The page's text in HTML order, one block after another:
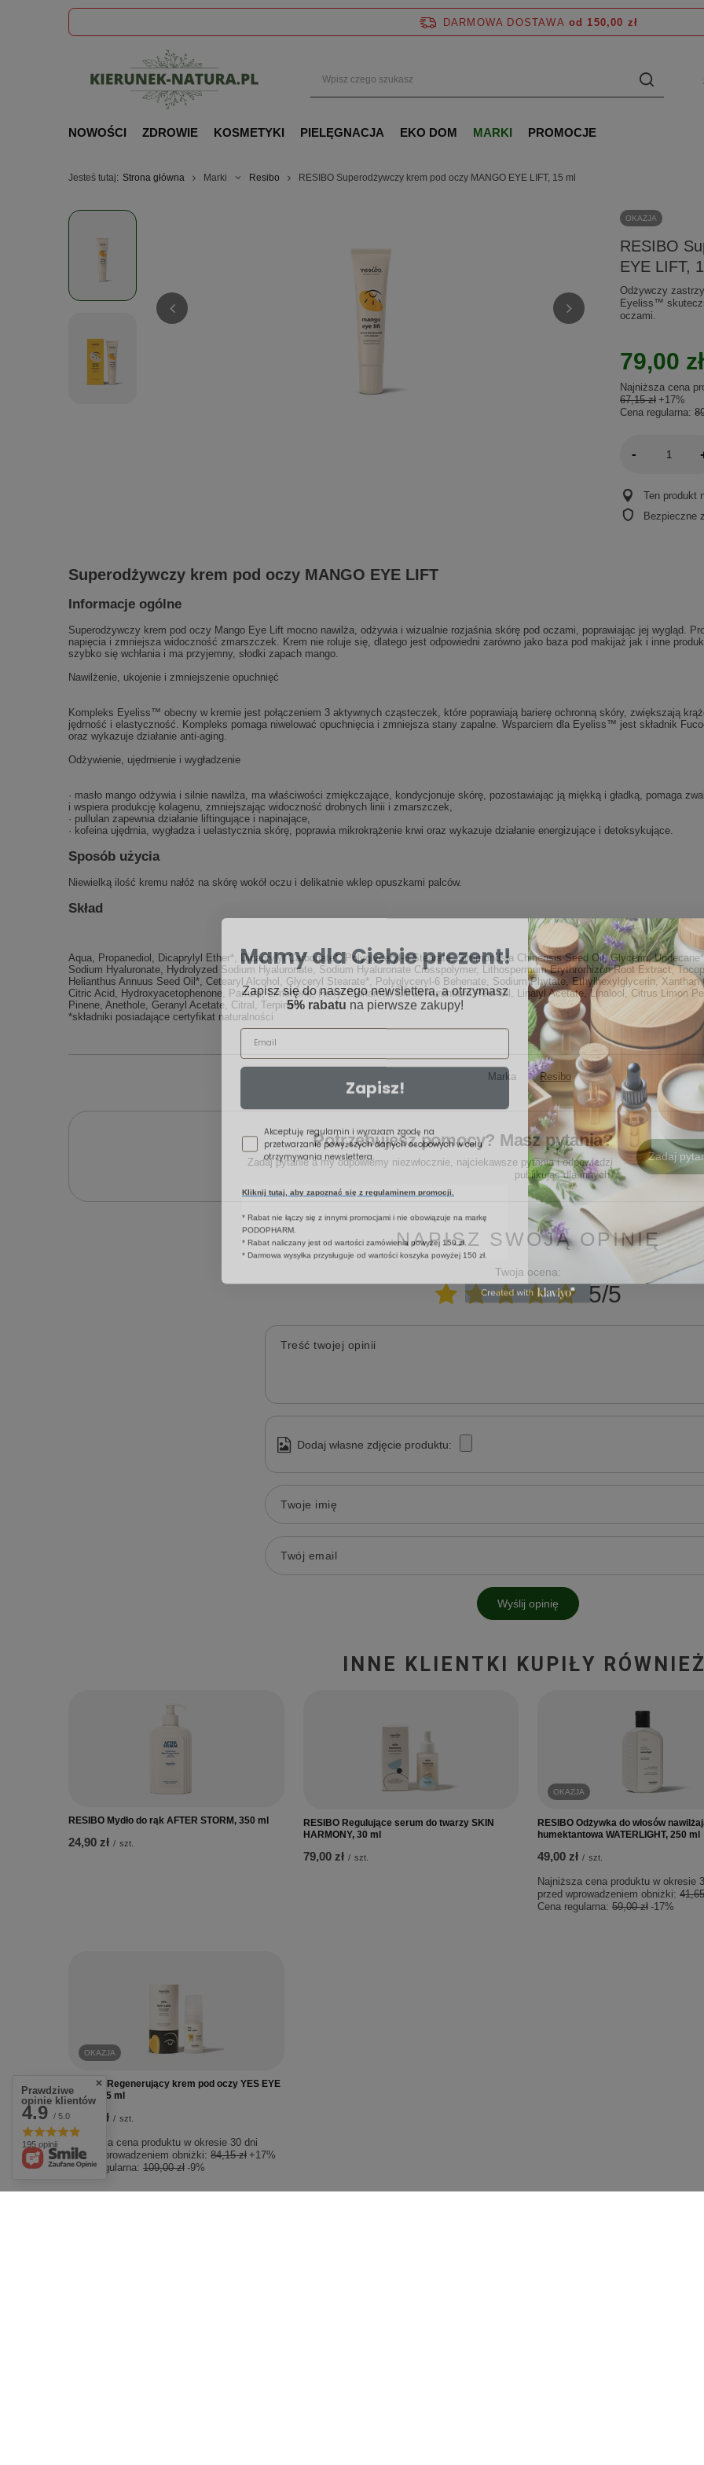
DARMOWA DOSTAWA od 150,00 zł
NOWOŚCI ZDROWIE KOSMETYKI PIELĘGNACJA EKO DOM MARKI PROMOCJE
Jesteś tutaj: Strona główna Marki Resibo RESIBO Superodżywczy krem pod oczy MANGO EYE LIFT, 15 ml
OKAZJA
RESIBO
EYE LIFT,
Odżywczy
Eyeliss™
oczami.
79,00 zł
Najniższa cena
67,15 zł +17%
Cena regularna:
-
Ten produkt
Bezpieczne
Superodżywczy krem pod oczy MANGO EYE LIFT
Informacje ogólne
Superodżywczy krem pod oczy Mango Eye Lift mocno nawilża, odżywia i wizualnie rozjaśnia skórę pod oczami, poprawiając jej wygląd.
napięcia i zmniejsza widoczność zmarszczek. Krem nie roluje się, dlatego jest odpowiedni zarówno jako baza pod makijaż jak i inne
szybko się wchłania i ma przyjemny, słodki zapach mango.
Nawilżenie, ukojenie i zmniejszenie opuchnięć
Kompleks Eyeliss™ obecny w kremie jest połączeniem 3 aktywnych cząsteczek, które poprawiają barierę ochronną skóry, zwiększają
jędrność i elastyczność. Kompleks pomaga niwelować opuchnięcia i zmniejsza stany zapalne. Wsparciem dla Eyeliss™ jest składnik
oraz wykazuje działanie anti-aging.
Odżywienie, ujędrnienie i wygładzenie
· masło mango odżywia i silnie nawilża, ma właściwości zmiękczające, kondycjonuje skórę, pozostawiając ją miękką i gładką, pomaga
i wspiera produkcję kolagenu, zmniejszając widoczność drobnych linii i zmarszczek,
· pullulan zapewnia działanie liftingujące i napinające,
· kofeina ujędrnia, wygładza i uelastycznia skórę, poprawia mikrokrążenie krwi oraz wykazuje działanie energizujące i detoksykujące.
Sposób użycia
Niewielką ilość kremu nałóż na skórę wokół oczu i delikatnie wklep opuszkami palców.
Skład
Aqua, Propanediol, Dicaprylyl Ether*, Dicaprylyl Carbonate*, Polyglyceryl-6 Stearate, Simmondsia Chinensis Seed Oil, Glycerin,
Sodium Hyaluronate, Hydrolyzed Sodium Hyaluronate, Sodium Hyaluronate Crosspolymer, Lithospermum Erythrorhizon Root Extract,
Helianthus Annuus Seed Oil*, Cetearyl Alcohol, Glyceryl Stearate*, Polyglyceryl-6 Behenate, Sodium Phytate, Ethylhexylglycerin,
Citric Acid, Hydroxyacetophenone, Parfum, Limonene, Hexyl Cinnamal, Citrus Aurantium Peel Oil, Linalyl Acetate, Linalool, Citrus Limon
Pinene, Anethole, Geranyl Acetate, Citral, Terpineol
*składniki posiadające certyfikat naturalności
Marka Resibo
Potrzebujesz pomocy? Masz pytania?
Zadaj pytanie a my odpowiemy niezwłocznie, najciekawsze pytania i odpowiedzi
publikując dla innych.
Zadaj
NAPISZ SWOJĄ OPINIĘ
Twoja ocena:
5/5
Treść twojej opinii
Dodaj własne zdjęcie produktu:
Twoje imię
Twój email
Wyślij opinię
INNE KLIENTKI KUPIŁY
RESIBO Mydło do rąk AFTER STORM, 350 ml
24,90 zł / szt.
RESIBO Regulujące serum do twarzy SKIN
HARMONY, 30 ml
79,00 zł / szt.
OKAZJA
RESIBO Odżywka do włosów
humektantowa WATERLIGHT, 250 ml
49,00 zł / szt.
Najniższa cena produktu w okresie
przed wprowadzeniem obniżki:
Cena regularna: 59,00 zł -17%
OKAZJA
RESIBO Regenerujący krem pod oczy YES EYE
CARE, 15 ml
99,00 zł / szt.
Najniższa cena produktu w okresie 30 dni
przed wprowadzeniem obniżki: 84,15 zł +17%
Cena regularna: 109,00 zł -9%
Prawdziwe
opinie klientów
4.9 / 5.0
195 opinii
Mamy dla Ciebie prezent!
Zapisz się do naszego newslettera, a otrzymasz
5% rabatuna pierwsze zakupy!
Email
Zapisz!
przetwarzanie powyższych danych osobowych w celu
otrzymywania newslettera.
PODOPHARM.
* Rabat naliczany jest od wartości zamówienia powyżej 150 zł.
* Darmowa wysyłka przysługuje od wartości koszyka powyżej 150 zł.